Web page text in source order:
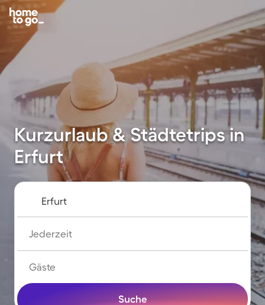
Kurzurlaub & Städtetrips in
Erfurt
Jederzeit
Gäste
Suche